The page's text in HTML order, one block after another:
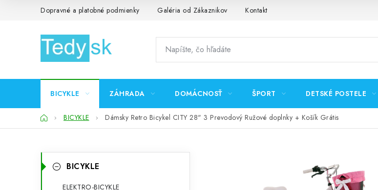
Dopravné a platobné podmienky Galéria od Zákaznikov Kontakt
BICYKLE ZÁHRADA DOMÁCNOSŤ ŠPORT DETSKÉ POSTELE
DomovBICYKLE Dámsky Retro Bicykel CITY 28" 3 Prevodový Ružové doplnky + Košík Grátis
B
kategórie
K
a
BICYKLE
ELEKTRO-BICYKLE